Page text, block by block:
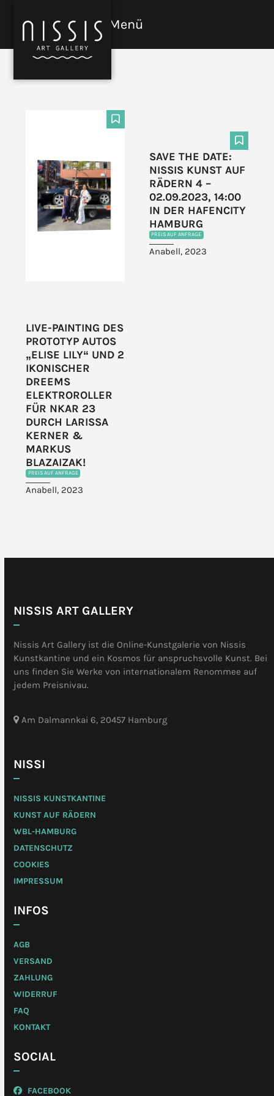
Menü
Open
mobile
Close
mobile
F
LIVE-PAINTING DES
PROTOTYP AUTOS
„ELISE LILY“ UND 2
IKONISCHER
DREEMS
ELEKTROROLLER
FÜR NKAR 23
DURCH LARISSA
KERNER &
MARKUS
BLAZAIZAK!
PREIS AUF ANFRAGE
Anabell, 2023
F
SAVE THE DATE:
NISSIS KUNST AUF
RÄDERN 4 –
02.09.2023, 14:00
IN DER HAFENCITY
HAMBURG
PREIS AUF ANFRAGE
Anabell, 2023
NISSIS ART GALLERY
Nissis Art Gallery ist die Online-Kunstgalerie von Nissis
Kunstkantine und ein Kosmos für anspruchsvolle Kunst. Bei
uns finden Sie Werke von internationalem Renommee auf
jedem Preisnivau.
Am Dalmannkai 6, 20457 Hamburg
NISSI
NISSIS KUNSTKANTINE
KUNST AUF RÄDERN
WBL-HAMBURG
DATENSCHUTZ
COOKIES
IMPRESSUM
INFOS
AGB
VERSAND
ZAHLUNG
WIDERRUF
FAQ
KONTAKT
SOCIAL
FACEBOOK